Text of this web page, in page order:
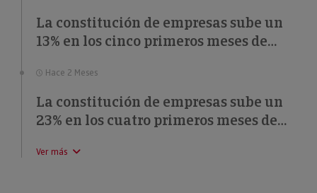
La constitución de empresas sube un
13% en los cinco primeros meses de
Hace 2 Meses
La constitución de empresas sube un
23% en los cuatro primeros meses de
Ver más